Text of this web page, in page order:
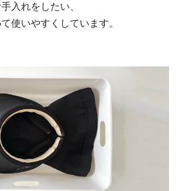
入れをしたい、
使いやすくしています。